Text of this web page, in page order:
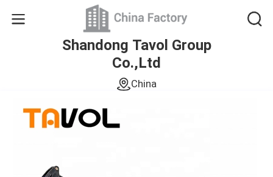
Shandong Tavol Group
Co.,Ltd
China